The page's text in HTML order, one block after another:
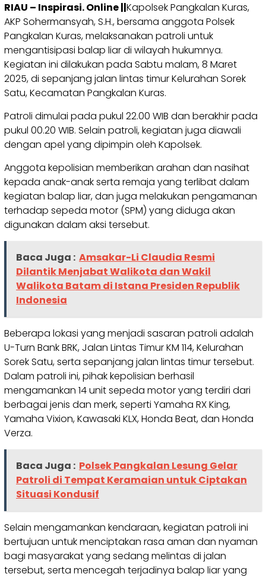
RIAU – Inspirasi. Online ||Kapolsek Pangkalan Kuras,
AKP Sohermansyah, S.H., bersama anggota Polsek
Pangkalan Kuras, melaksanakan patroli untuk
mengantisipasi balap liar di wilayah hukumnya.
Kegiatan ini dilakukan pada Sabtu malam, 8 Maret
2025, di sepanjang jalan lintas timur Kelurahan Sorek
Satu, Kecamatan Pangkalan Kuras.
Patroli dimulai pada pukul 22.00 WIB dan berakhir pada
pukul 00.20 WIB. Selain patroli, kegiatan juga diawali
dengan apel yang dipimpin oleh Kapolsek.
Anggota kepolisian memberikan arahan dan nasihat
kepada anak-anak serta remaja yang terlibat dalam
kegiatan balap liar, dan juga melakukan pengamanan
terhadap sepeda motor (SPM) yang diduga akan
digunakan dalam aksi tersebut.
Baca Juga : Amsakar-Li Claudia Resmi
Dilantik Menjabat Walikota dan Wakil
Walikota Batam di Istana Presiden Republik
Indonesia
Beberapa lokasi yang menjadi sasaran patroli adalah
U-Turn Bank BRK, Jalan Lintas Timur KM 114, Kelurahan
Sorek Satu, serta sepanjang jalan lintas timur tersebut.
Dalam patroli ini, pihak kepolisian berhasil
mengamankan 14 unit sepeda motor yang terdiri dari
berbagai jenis dan merk, seperti Yamaha RX King,
Yamaha Vixion, Kawasaki KLX, Honda Beat, dan Honda
Verza.
Baca Juga : Polsek Pangkalan Lesung Gelar
Patroli di Tempat Keramaian untuk Ciptakan
Situasi Kondusif
Selain mengamankan kendaraan, kegiatan patroli ini
bertujuan untuk menciptakan rasa aman dan nyaman
bagi masyarakat yang sedang melintas di jalan
tersebut, serta mencegah terjadinya balap liar yang